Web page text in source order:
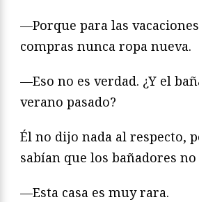
—Porque para las
compras nunca ropa nueva.
—Eso no es verdad. ¿Y el
verano pasado?
Él no dijo nada al respecto,
sabían que los bañadores
—Esta casa es muy rara.